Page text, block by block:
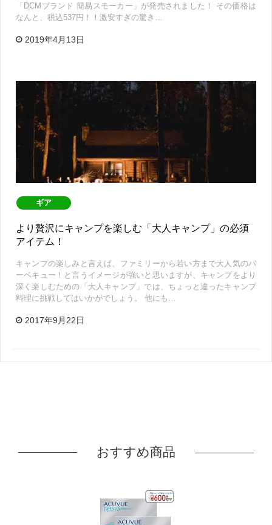
「DCMブランド 簡易スモーカー」が発売されました！ その価格は
なんと、税込537円！！激安すぎの驚き…
2019年4月13日
ギア
より贅沢にキャンプを楽しむ「大人キャンプ」の必須
アイテム！
キャンプの楽しみと言えば、ファミリーから若い方まで大人気のバ
ーベキュー！と言うイメージが強いと思いますが、キャンプをより
深く楽しむための「大人キャンプ」では、ちょっと違ったキャンプ
料理に挑戦してはいかがでしょう。 他にも…
2017年9月22日
おすすめ商品